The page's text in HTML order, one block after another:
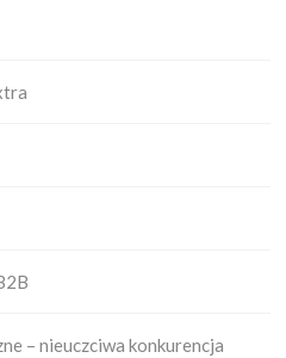
– nieuczciwa konkurencja